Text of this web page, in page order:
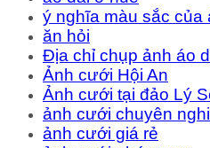
ý nghĩa màu sắc của
ăn hỏi
Địa chỉ chụp ảnh áo
Ảnh cưới Hội An
Ảnh cưới tại đảo Lý
ảnh cưới chuyên
ảnh cưới giá rẻ